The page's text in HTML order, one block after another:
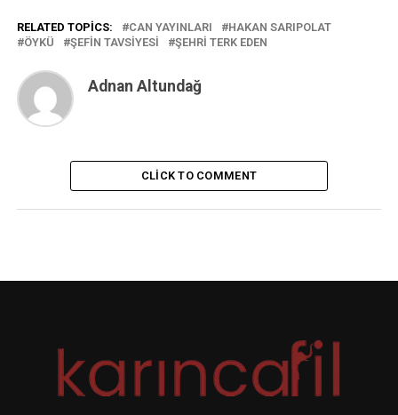
RELATED TOPICS: CAN YAYINLARI
HAKAN SARIPOLAT
ÖYKÜ
ŞEFIN TAVSIYESI ŞEHRI TERK EDEN
Adnan Altundağ
CLICK TO COMMENT